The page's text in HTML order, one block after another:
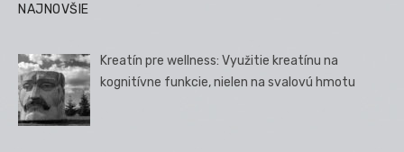
NAJNOVŠIE
Kreatín pre wellness: Využitie kreatínu na
kognitívne funkcie, nielen na svalovú hmotu